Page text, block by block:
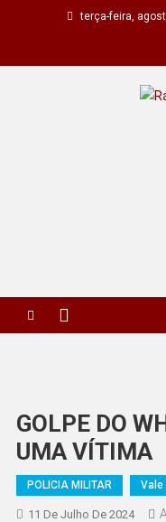
terça-feira,
GOLPE DO
UMA VÍTIMA
POLICIA MILITAR Vale
11 De Julho De 2024